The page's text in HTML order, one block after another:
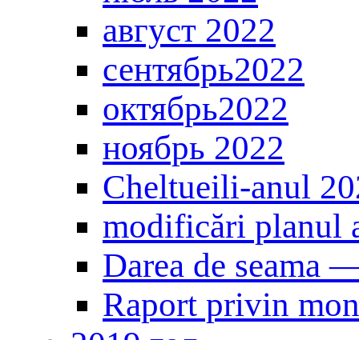
август 2022
сентябрь2022
октябрь2022
ноябрь 2022
Cheltueili-anul
modificări planul
Darea de seama
Raport privin